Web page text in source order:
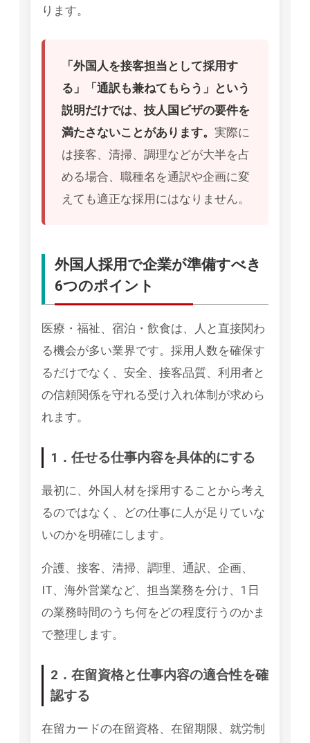
ります。
「外国人を接客担当として採用す
る」「通訳も兼ねてもらう」という
説明だけでは、技人国ビザの要件を
満たさないことがあります。 実際に
は接客、清掃、調理などが大半を占
める場合、職種名を通訳や企画に変
えても適正な採用にはなりません。
外国人採用で企業が準備すべき
6つのポイント
医療・福祉、宿泊・飲食は、人と直接関わ
る機会が多い業界です。採用人数を確保す
るだけでなく、安全、接客品質、利用者と
の信頼関係を守れる受け入れ体制が求めら
れます。
1．任せる仕事内容を具体的にする
最初に、外国人材を採用することから考え
るのではなく、どの仕事に人が足りていな
いのかを明確にします。
介護、接客、清掃、調理、通訳、企画、
IT、海外営業など、担当業務を分け、1日
の業務時間のうち何をどの程度行うのかま
で整理します。
2．在留資格と仕事内容の適合性を確
認する
在留カードの在留資格、在留期限、就労制